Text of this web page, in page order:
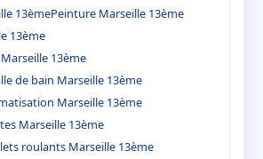
13èmePeinture Marseille 13ème
13ème
13ème
de bain Marseille 13ème
Marseille 13ème
Marseille 13ème
roulants Marseille 13ème